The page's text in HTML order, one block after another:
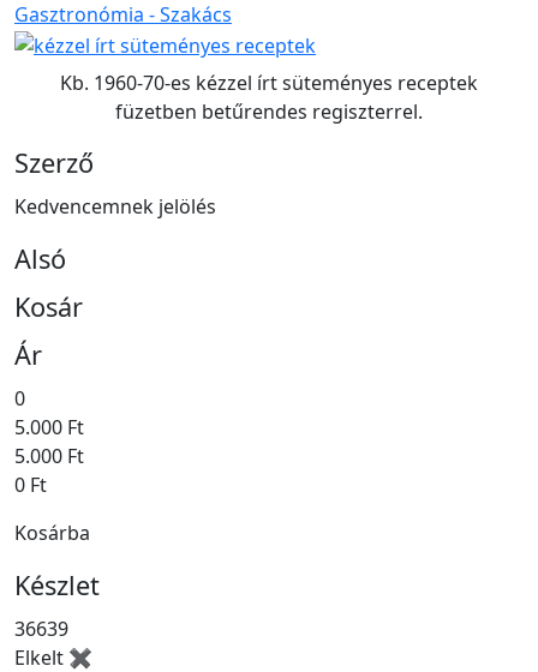
Gasztronómia - Szakács
Kb. 1960-70-es kézzel írt süteményes receptek
füzetben betűrendes regiszterrel.
Szerző
Kedvencemnek jelölés
Alsó
Kosár
Ár
0
5.000 Ft
5.000 Ft
0 Ft
Kosárba
Készlet
36639
Elkelt ✖